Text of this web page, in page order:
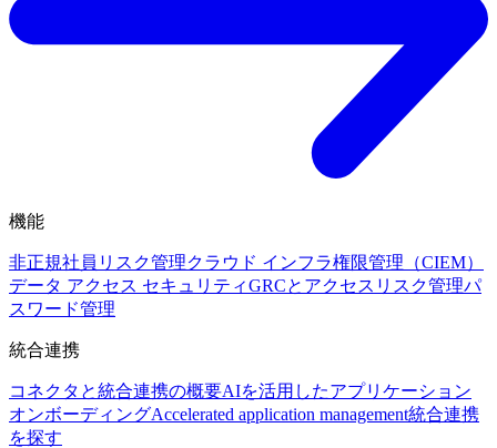
機能
非正規社員リスク管理クラウド インフラ権限管理（CIEM）
データ アクセス セキュリティGRCとアクセスリスク管理パ
スワード管理
統合連携
コネクタと統合連携の概要AIを活用したアプリケーション
オンボーディングAccelerated application management統合連携
を探す